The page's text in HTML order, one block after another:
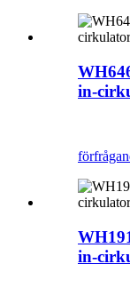
in-
förfrågan
in-